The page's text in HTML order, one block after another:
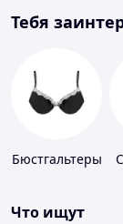
Тебя
Бюстгальтеры
Что ищут